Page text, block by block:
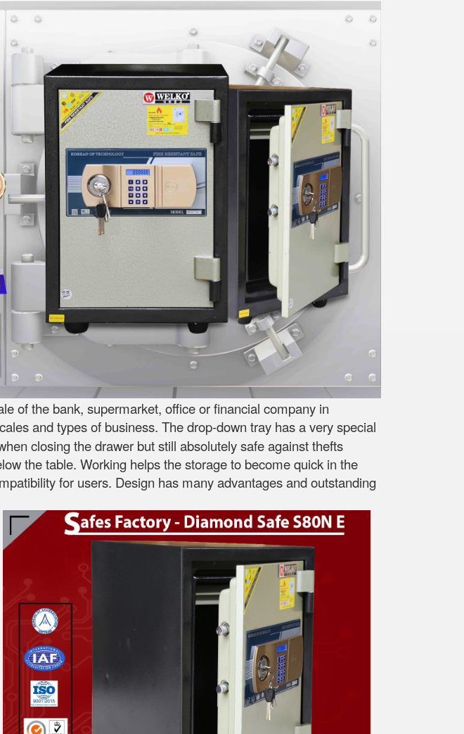
of the bank, supermarket, office or financial company in
and types of business. The drop-down tray has a very special
closing the drawer but still absolutely safe against thefts
the table. Working helps the storage to become quick in the
for users. Design has many advantages and outstanding